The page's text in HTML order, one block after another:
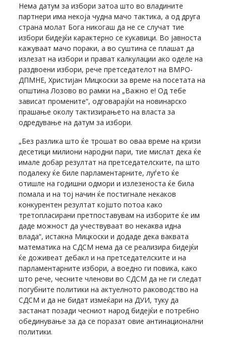
Нема датум за избори затоа што во владините
партнери има некоја чудна мачо тактика, а од друга
страна молат Бога никогаш да не се случат тие
избори бидејќи карактерно се кукавици. Во јавноста
кажуваат мачо пораки, а во суштина се плашат да
излезат на избори и прават калкулации ако оделе на
раздвоени избори, рече претседателот на ВМРО-
ДПМНЕ, Христијан Мицкоски за време на посетата на
општина Лозово во рамки на „Важно е! Од тебе
зависат промените“, одговарајќи на новинарско
прашање околу тактизирањето на власта за
одредување на датум за избори.
„Без разлика што ќе трошат во оваа време на кризи
десетици милиони народни пари, тие мислат дека ќе
имале добар резултат на претседателските, па што
подалеку ќе биле парламентарните, луѓето ќе
отишле на годишни одмори и излезеноста ќе била
помала и на тој начин ќе постигнале некаков
конкурентен резултат којшто потоа како
третопласирани претпоставувам на изборите ќе им
даде можност да учествуваат во некаква идна
влада“, истакна Мицкоски и додаде дека ваквата
математика на СДСМ нема да се реализира бидејќи
ќе доживеат дебакл и на претседателските и на
парламентарните избори, а воедно ги повика, како
што рече, чесните членови во СДСМ да не ги следат
погубните политики на актуелното раководство на
СДСМ и да не бидат измеќари на ДУИ, туку да
застанат позади чесниот народ бидејќи е потребно
обединување за да се поразат овие антинационални
политики.